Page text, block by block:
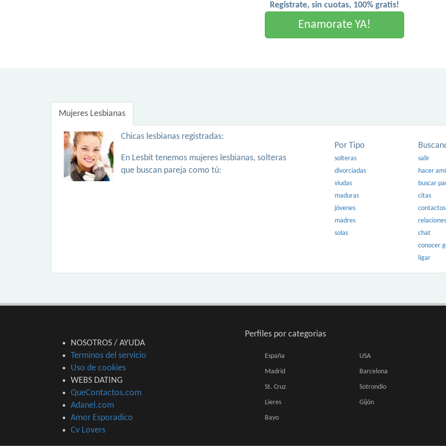
Registrate, sin cuotas, 100% gratis!
Enamorate YA!
Mujeres Lesbianas
Chicas lesbianas registradas:
En Lesbit tenemos mujeres lesbianas, solteras
que buscan pareja como tú:
Por Tipo
solteras
divorciadas
viudas
maduras
jóvenes
madres
solas
salir
hacer
buscar
citas
contactos
relaciones
chat
conocer
ligar
NOSOTROS / AYUDA
Terminos del servicio
Uso de cookies
WEBS DATING
QueContactos.com
Adanel.com
Amor Esporadico
Cv Lovers
Perfiles por categorias
España USA
Madrid Barcelona
St. Cruz Sotrondio
Lieres Gijón
Bayo